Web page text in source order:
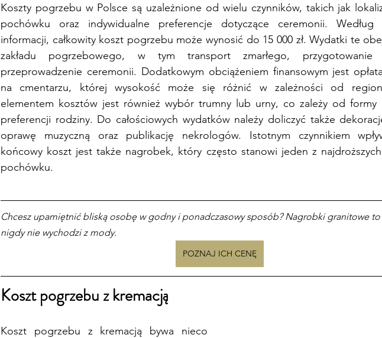
Koszty pogrzebu w Polsce są uzależnione od wielu czynników, takich jak
pochówku oraz indywidualne preferencje dotyczące ceremonii. Według
informacji, całkowity koszt pogrzebu może wynosić do 15 000 zł. Wydatki te
zakładu pogrzebowego, w tym transport zmarłego, przygotowanie
przeprowadzenie ceremonii. Dodatkowym obciążeniem finansowym jest
na cmentarzu, której wysokość może się różnić w zależności od
elementem kosztów jest również wybór trumny lub urny, co zależy od formy
preferencji rodziny. Do całościowych wydatków należy doliczyć także
oprawę muzyczną oraz publikację nekrologów. Istotnym czynnikiem
końcowy koszt jest także nagrobek, który często stanowi jeden z
pochówku.
Chcesz upamiętnić bliską osobę w godny i ponadczasowy sposób? Nagrobki granitowe to
nigdy nie wychodzi z mody.
POZNAJ ICH CENĘ
Koszt pogrzebu z kremacją
Koszt pogrzebu z kremacją bywa nieco